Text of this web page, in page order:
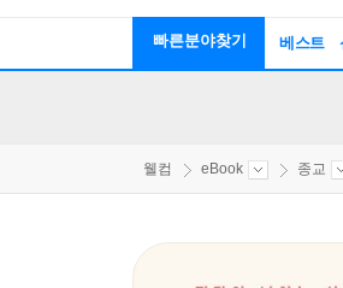
빠른분야찾기 베스트
웰컴 eBook 종교